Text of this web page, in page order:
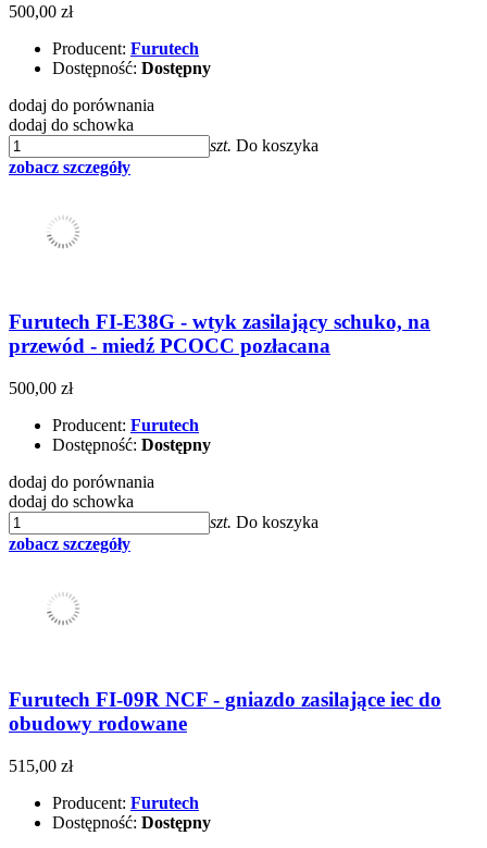
500,00 zł
Producent: Furutech
Dostępność: Dostępny
dodaj do porównania
dodaj do schowka
szt. Do koszyka
zobacz szczegóły
Furutech FI-E38G - wtyk zasilający schuko, na
przewód - miedź PCOCC pozłacana
500,00 zł
Producent: Furutech
Dostępność: Dostępny
dodaj do porównania
dodaj do schowka
szt. Do koszyka
zobacz szczegóły
Furutech FI-09R NCF - gniazdo zasilające iec do
obudowy rodowane
515,00 zł
Producent: Furutech
Dostępność: Dostępny